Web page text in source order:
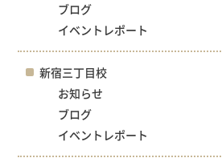
ブログ
イベントレポート
新宿三丁目校
お知らせ
ブログ
イベントレポート